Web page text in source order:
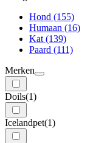
Hond (155)
Humaan (16)
Kat (139)
Paard (111)
Merken
Doils(1)
Icelandpet(1)